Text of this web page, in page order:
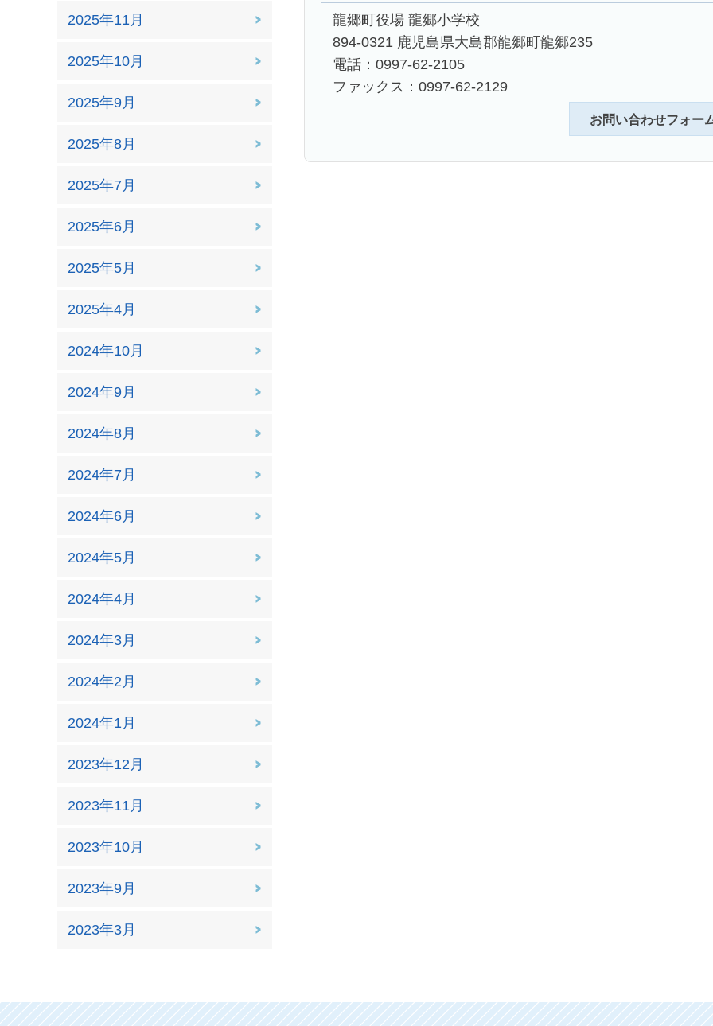
2025年11月
2025年10月
2025年9月
2025年8月
2025年7月
2025年6月
2025年5月
2025年4月
2024年10月
2024年9月
2024年8月
2024年7月
2024年6月
2024年5月
2024年4月
2024年3月
2024年2月
2024年1月
2023年12月
2023年11月
2023年10月
2023年9月
2023年3月
龍郷町役場 龍郷小学校
894-0321 鹿児島県大島郡龍郷町龍郷235
電話：0997-62-2105
ファックス：0997-62-2129
お問い合わせフォー